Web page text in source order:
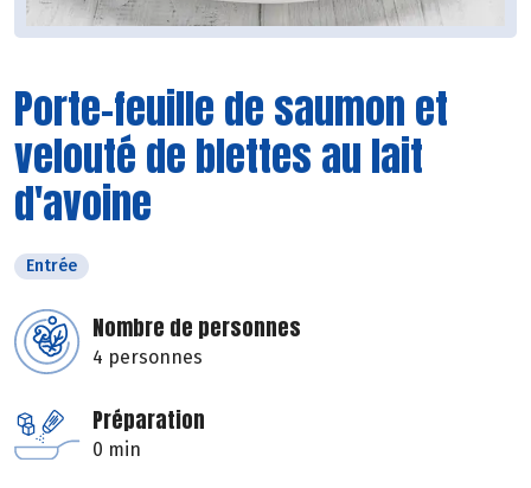
Porte-feuille de saumon et
velouté de blettes au lait
d'avoine
Entrée
Nombre de personnes
4 personnes
Préparation
0 min